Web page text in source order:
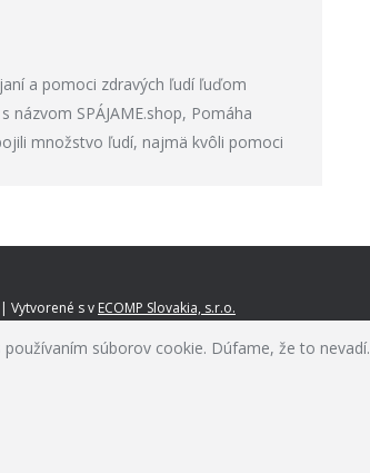
a pomoci zdravých ľudí ľuďom
SPÁJAME.shop, Pomáha
množstvo ľudí, najmä kvôli pomoci
| Vytvorené sv ECOMP Slovakia, s.r.o.
súborov cookie. Dúfame, že to nevadí.